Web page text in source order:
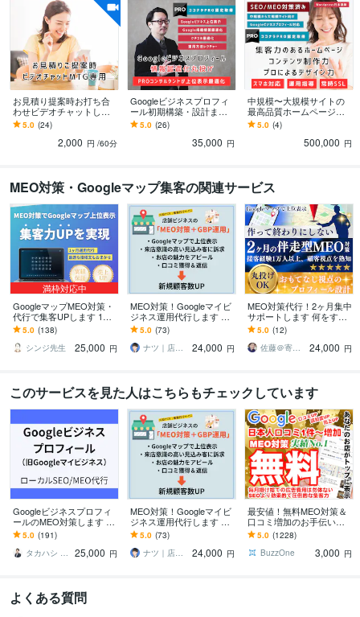
お見積り提案時お打ち合
わせビデオチャットしま
す お見積りのご提案をビ
デオチャットで行わせて
頂くためのサービス
5.0 (24)
2,000 円 /60分
Googleビジネスプロフィ
ール初期構築・設計ます
基本情報・写真まで含め
た初期設計を代行
5.0 (26)
35,000 円
中規模〜大規模サイトの
最高品質ホームページ制
作ます Wordpressでのフ
ルオリジナル・フルカス
5.0 (4)
500,000 円
MEO対策・Googleマップ集客の関連サービス
満枠対応中
GoogleマップMEO対策・
代行で集客UPします 1か
月丸投げOK！ビジネスプ
ロフィール最適化で店舗
の売上向上
5.0 (138)
シンジ先生
25,000 円
MEO対策！Googleマイビ
ジネス運用代行します 【1
カ月間】SEOの知見を活
かしたMEO対策で新規集
客支援
5.0 (73)
ナツ｜店舗Web集客支援
24,000 円
MEO対策代行！2ヶ月集中
サポートします 何をすべ
きか分からない方も安
心！丸投げOK
5.0 (12)
佐藤＠寄添いWeb制作
24,000 円
このサービスを見た人はこちらもチェックしています
Googleビジネスプロフィ
ールのMEO対策します オ
ンラインMTGあり！＋納
品後のチャット相談無
料！
5.0 (191)
タカハシ ヨウスケ
25,000 円
MEO対策！Googleマイビ
ジネス運用代行します 【1
カ月間】SEOの知見を活
かしたMEO対策で新規集
客支援
5.0 (73)
ナツ｜店舗Web集客支援
24,000 円
最安値！無料MEO対策＆
口コミ増加のお手伝いし
ます ⭐️日本人からの最適
なワードを含む対策でGo
ogle上位表示
5.0 (1228)
BuzzOne
3,000 円
よくある質問